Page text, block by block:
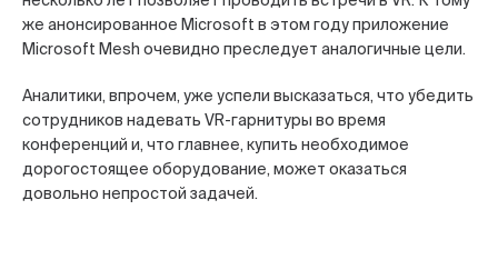
же анонсированное Microsoft в этом году приложение
Microsoft Mesh очевидно преследует аналогичные цели.
Аналитики, впрочем, уже успели высказаться, что убедить
сотрудников надевать VR-гарнитуры во время
конференций и, что главнее, купить необходимое
дорогостоящее оборудование, может оказаться
довольно непростой задачей.